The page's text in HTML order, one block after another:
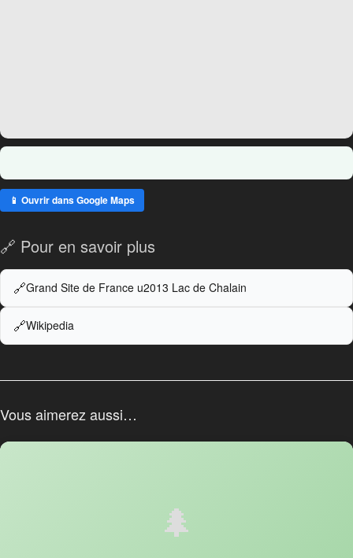
📱 Ouvrir dans Google Maps
🔗 Pour en savoir plus
Grand Site de France u2013 Lac de Chalain
Wikipedia
Vous aimerez aussi…
🌲